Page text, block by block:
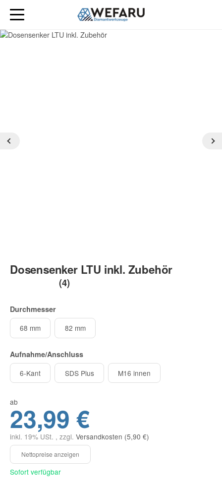
Dosensenker LTU inkl. Zubehör
(4)
Durchmesser
68 mm
82 mm
Aufnahme/Anschluss
6-Kant
SDS Plus M16 innen
ab
23,99 €
inkl. 19% USt. , zzgl. Versandkosten (5,90 €)
Sofort verfügbar